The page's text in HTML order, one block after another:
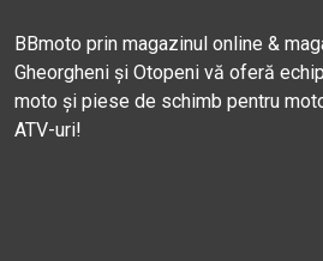
BBmoto prin magazinul online &
Gheorgheni și Otopeni vă oferă
moto și piese de schimb pentru
ATV-uri!